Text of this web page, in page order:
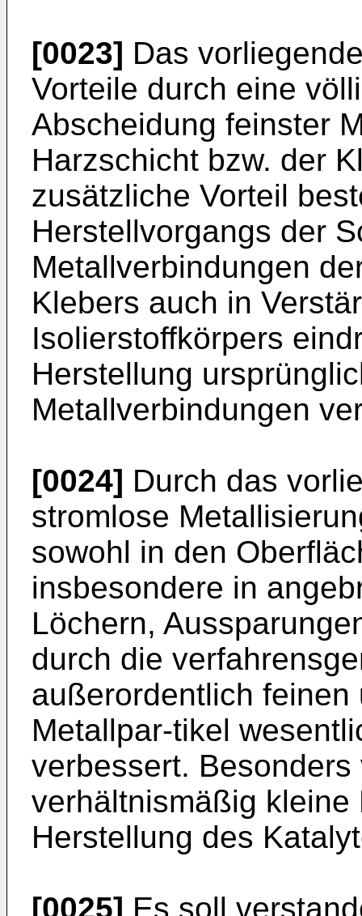
[0023] Das
Vorteile durch eine
Abscheidung feinster
Harzschicht bzw. der
zusätzliche Vorteil
Herstellvorgangs der
Metallverbindungen
Klebers auch in
Isolierstoffkörpers
Herstellung
Metallverbindungen
[0024] Durch das
stromlose
sowohl in den
insbesondere in
Löchern,
durch die
außerordentlich
Metallpar-tikel
verbessert.
verhältnismäßig kleine
Herstellung des
[0025] Es soll